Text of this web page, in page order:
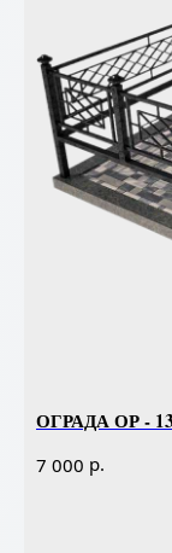
ОГРАДА ОР - 13
7 000 р.